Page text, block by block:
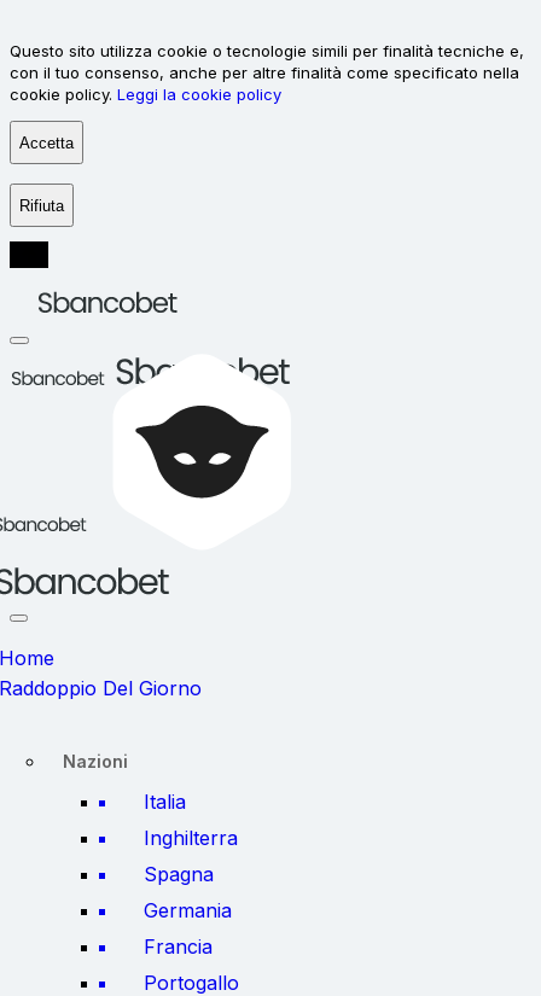
Questo sito utilizza cookie o tecnologie simili per finalità tecniche e,
con il tuo consenso, anche per altre finalità come specificato nella
cookie policy. Leggi la cookie policy
Accetta
Rifiuta
Home
Raddoppio Del Giorno
Nazioni
Italia
Inghilterra
Spagna
Germania
Francia
Portogallo